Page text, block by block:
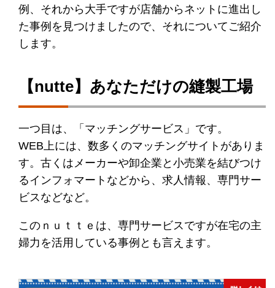
例、それから大手ですが店舗からネットに進出し
た事例を見つけましたので、それについてご紹介
します。
【nutte】あなただけの縫製工場
一つ目は、「マッチングサービス」です。
WEB上には、数多くのマッチングサイトがありま
す。古くはメーカーや卸企業と小売業を結びつけ
るインフォマートなどから、求人情報、専門サー
ビスなどなど。
このｎｕｔｔｅは、専門サービスですが在宅の主
婦力を活用している事例とも言えます。